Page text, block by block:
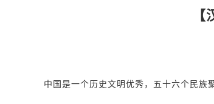
中国是一个历史文明优秀，五十六个民族